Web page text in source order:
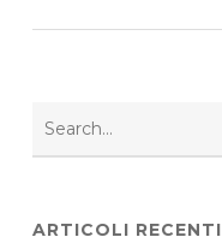
ARTICOLI RECENTI